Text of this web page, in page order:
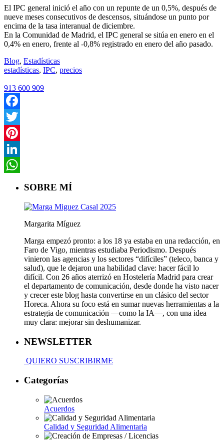
El IPC general inició el año con un repunte de un 0,5%, después de
nueve meses consecutivos de descensos, situándose un punto por
encima de la tasa interanual de diciembre.
En la Comunidad de Madrid, el IPC general se sitúa en enero en el
0,4% en enero, frente al -0,8% registrado en enero del año pasado.
Blog, Estadísticas
estadísticas, IPC, precios
913 600 909
Facebook
Twitter
Pinterest
LinkedIn
SOBRE MÍ
Margarita Míguez
Marga empezó pronto: a los 18 ya estaba en una redacción, en
Faro de Vigo, mientras estudiaba Periodismo. Después
vinieron las agencias y los sectores “difíciles” (teleco, banca y
salud), que le dejaron una habilidad clave: hacer fácil lo
difícil. Con 26 años aterrizó en Hostelería Madrid para crear
el departamento de comunicación, desde donde ha visto nacer
y crecer este blog hasta convertirse en un clásico del sector
Horeca. Ahora su foco está en sumar nuevas herramientas a la
estrategia de comunicación —como la IA—, con una idea
muy clara: mejorar sin deshumanizar.
NEWSLETTER
QUIERO SUSCRIBIRME
Categorías
Acuerdos
Calidad y Seguridad Alimentaria